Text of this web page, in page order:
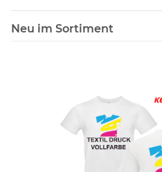
Neu im Sortiment